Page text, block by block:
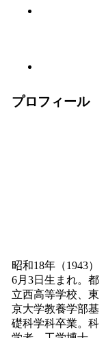
プロフィール
昭和18年（1943）
6月3日生まれ。都
立西高等学校、東
京大学教養学部基
礎科学科卒業。科